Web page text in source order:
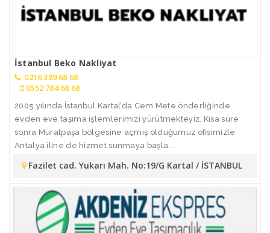
İstanbul Beko Nakliyat
0216 389 68 68
0552 784 68 68
2005 yılında İstanbul Kartal’da Cem Mete önderliğinde
evden eve taşıma işlemlerimizi yürütmekteyiz. Kısa süre
sonra Muratpaşa bölgesine açmış olduğumuz ofisimizle
Antalya iline de hizmet sunmaya başla...
Fazilet cad. Yukarı Mah. No:19/G Kartal / İSTANBUL